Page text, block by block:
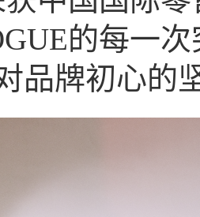
的每一
品牌初心的